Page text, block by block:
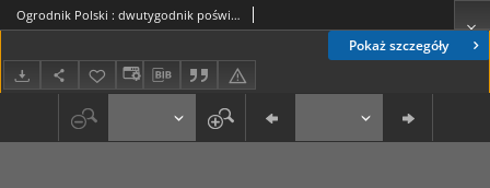
Pokaż szczegóły
Ogrodnik Polski : dwutygodnik poświęcony wszystkim gałęziom ogrodnictwa T. 8, Nr 14 (1886)